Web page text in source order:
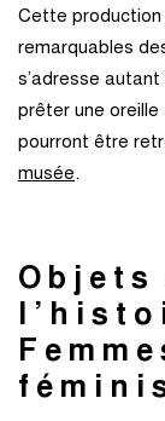
Cette
remarquables
s’adresse autant
prêter une
pourront être
musée.
Objets